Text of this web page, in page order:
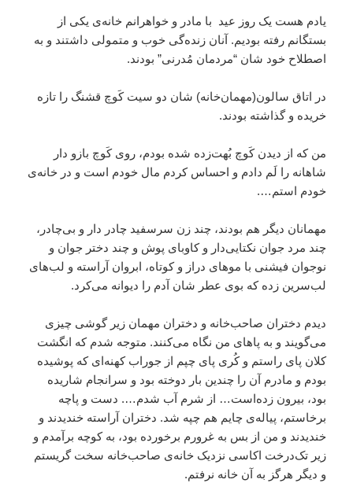
یادم هست یک روز عید با مادر و خواهرانم خانه‌ی یکی از
بستگانم رفته بودیم. آنان زنده‌گی خوب و متمولی داشتند و به
اصطلاح خود شان “مردمان مُدرنی” بودند.
در اتاق سالون(مهمان‌خانه) شان دو سیت کَوچ قشنگ را تازه
خریده و گذاشته بودند.
من که از دیدن کَوچ بُهت‌زده شده بودم، روی کَوچ بازو دار
شاهانه را لَم دادم و احساس کردم مال خودم است و در خانه‌ی
خودم استم…‌.
مهمانان دیگر هم بودند، چند زن سرسفید چادر دار و بی‌چادر،
چند مرد جوان نکتایی‌دار و کاوبای پوش و چند دختر جوان و
نوجوان فیشنی با موهای دراز و کوتاه، ابروان آراسته و لب‌های
لب‌سرین زده که بوی عطر شان آدم را دیوانه می‌کرد.
دیدم دختران صاحب‌خانه و دختران مهمان زیر گوشی چیزی
می‌گویند و به‌ پاهای من نگاه می‌کنند. متوجه شدم که انگشت
کلان پای راستم و کُری پای چپم از جوراب کهنه‌ای که پوشیده
بودم و مادرم آن را چندین بار دوخته بود و سرانجام شاریده
بود، بیرون زده‌است… از شرم آب شدم…. دست و پاچه
برخاستم، پیاله‌ی چایم هم چپه شد. دختران آراسته خندیدند و
خندیدند و من از بس به غرورم برخورده بود، به کوچه برآمدم و
زیر تک‌درخت اکاسی نزدیک خانه‌ی صاحب‌خانه سخت گریستم
و دیگر هرگز به آن خانه نرفتم.